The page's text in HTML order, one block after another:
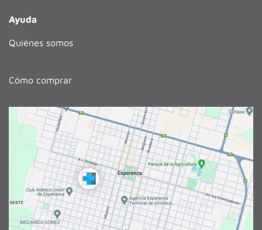
Ayuda
Quiénes somos
Cómo comprar